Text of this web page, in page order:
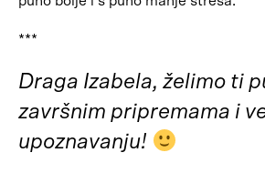
***
Draga Izabela, želimo ti
završnim pripremama i
upoznavanju!